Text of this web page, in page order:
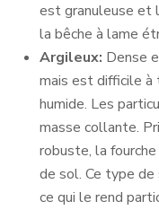
est granuleuse et
la bêche à lame
Argileux: Dense
mais est difficile à
humide. Les
masse collante.
robuste, la
de sol. Ce type de
ce qui le rend